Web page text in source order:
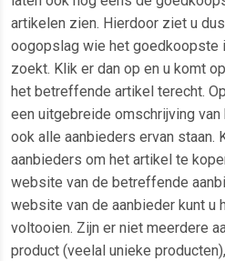
artikelen zien. Hierdoor ziet u
oogopslag wie het goedkoopste
zoekt. Klik er dan op en u komt
het betreffende artikel terecht.
een uitgebreide omschrijving
ook alle aanbieders ervan staan.
aanbieders om het artikel te
website van de betreffende
website van de aanbieder kunt u
voltooien. Zijn er niet meerdere
product (veelal unieke